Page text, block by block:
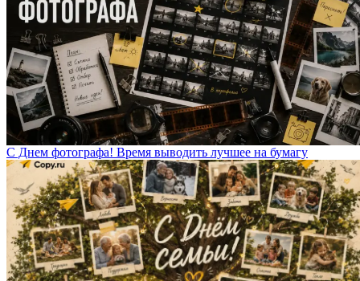
С Днем фотографа! Время выводить лучшее на бумагу